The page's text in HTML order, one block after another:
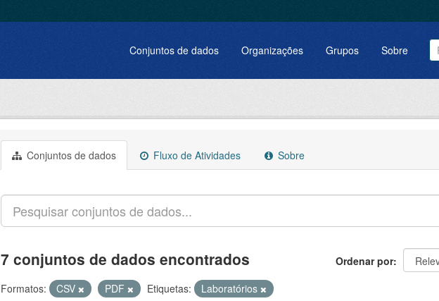
Conjuntos de dados Organizações Grupos Sobre
Conjuntos de dados Fluxo de Atividades Sobre
Ordenar por
7 conjuntos de dados encontrados
Formatos: CSV PDF Etiquetas: Laboratórios